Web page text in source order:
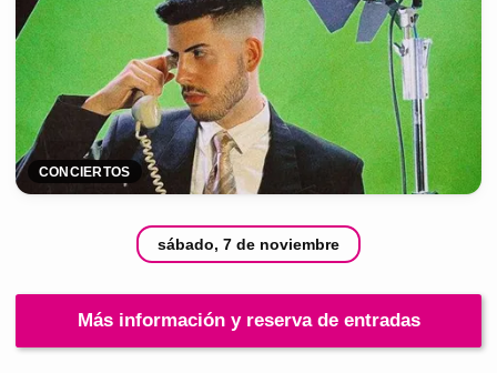
CONCIERTOS
sábado, 7 de noviembre
Más información y reserva de entradas